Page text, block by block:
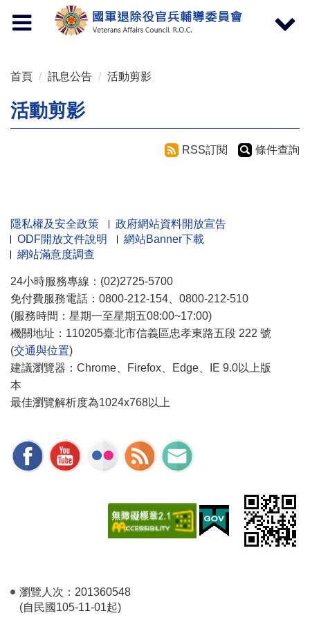
Toggle
navigation
Toggle
首頁 訊息公告 活動剪影
活動剪影
RSS訂閱 條件查詢
隱私權及安全政策
政府網站資料開放宣告
ODF開放文件說明
網站Banner下載
網站滿意度調查
24小時服務專線：(02)2725-5700
免付費服務電話：0800-212-154、0800-212-510
(服務時間：星期一至星期五08:00~17:00)
機關地址：110205臺北市信義區忠孝東路五段 222 號
(交通與位置)
建議瀏覽器：Chrome、Firefox、Edge、IE 9.0以上版
本
最佳瀏覽解析度為1024x768以上
瀏覽人次： 201360548
(自民國105-11-01起)